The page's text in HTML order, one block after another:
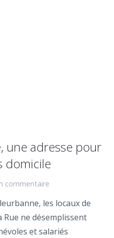
une adresse pour
domicile
commentaire
les locaux de
Rue ne désemplissent
et salariés